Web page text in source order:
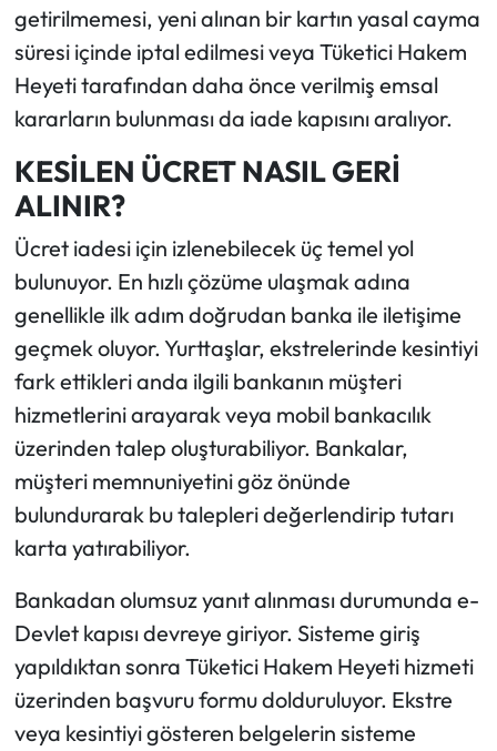
getirilmemesi, yeni alınan bir kartın yasal cayma
süresi içinde iptal edilmesi veya Tüketici Hakem
Heyeti tarafından daha önce verilmiş emsal
kararların bulunması da iade kapısını aralıyor.
KESİLEN ÜCRET NASIL GERİ
ALINIR?
Ücret iadesi için izlenebilecek üç temel yol
bulunuyor. En hızlı çözüme ulaşmak adına
genellikle ilk adım doğrudan banka ile iletişime
geçmek oluyor. Yurttaşlar, ekstrelerinde kesintiyi
fark ettikleri anda ilgili bankanın müşteri
hizmetlerini arayarak veya mobil bankacılık
üzerinden talep oluşturabiliyor. Bankalar,
müşteri memnuniyetini göz önünde
bulundurarak bu talepleri değerlendirip tutarı
karta yatırabiliyor.
Bankadan olumsuz yanıt alınması durumunda e-
Devlet kapısı devreye giriyor. Sisteme giriş
yapıldıktan sonra Tüketici Hakem Heyeti hizmeti
üzerinden başvuru formu dolduruluyor. Ekstre
veya kesintiyi gösteren belgelerin sisteme